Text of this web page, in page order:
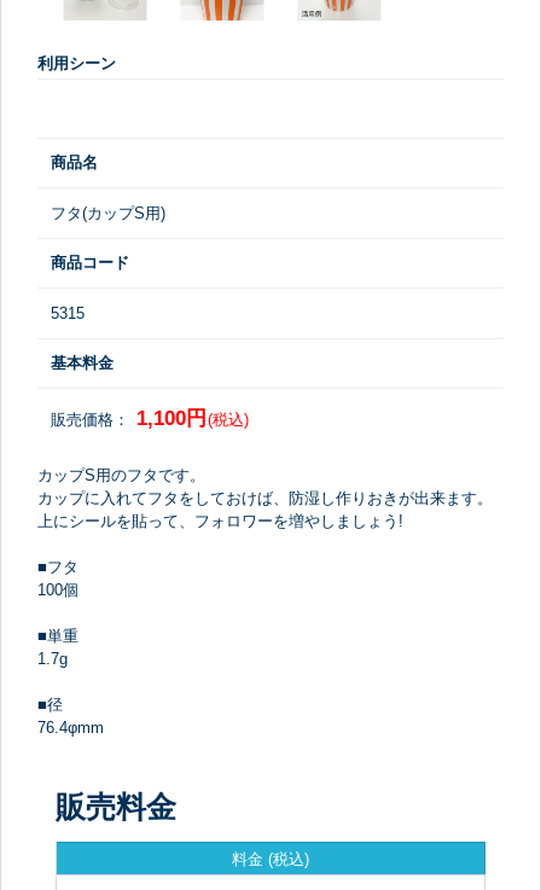
利用シーン
商品名
フタ(カップS用)
商品コード
5315
基本料金
販売価格： 1,100円 (税込)
カップS用のフタです。
カップに入れてフタをしておけば、防湿し作りおきが出来ます。
上にシールを貼って、フォロワーを増やしましょう!
■フタ
100個
■単重
1.7g
■径
76.4φmm
販売料金
料金 (税込)